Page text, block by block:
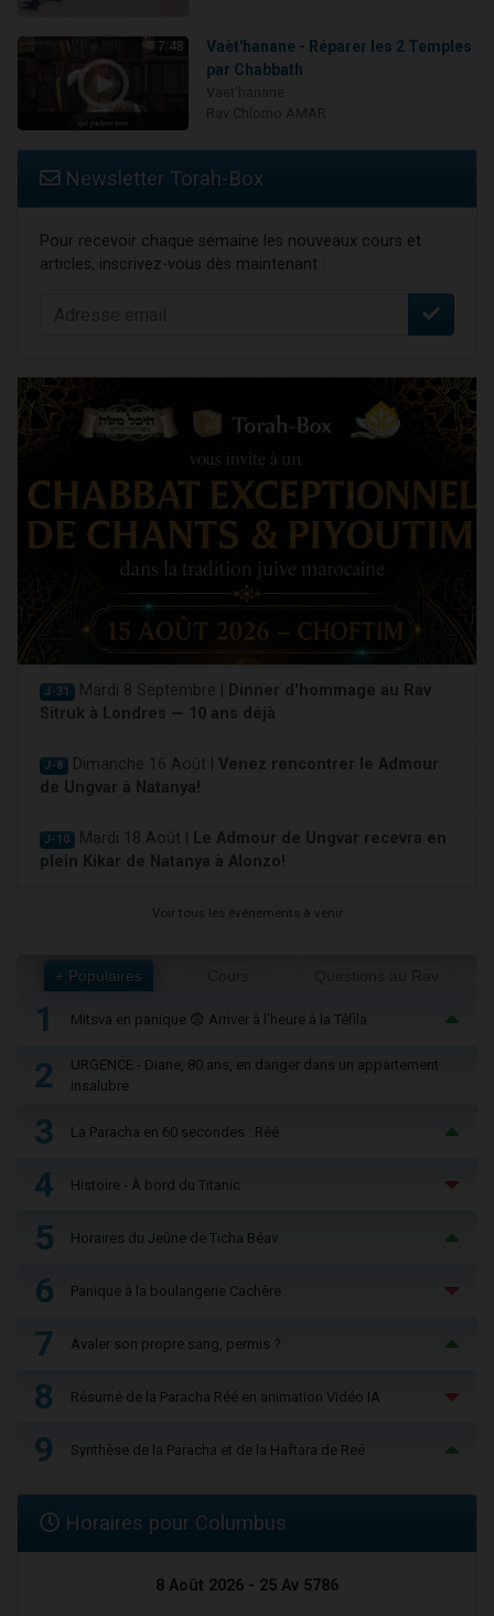
7:48
Vaèt'hanane - Réparer les 2 Temples
par Chabbath
Newsletter Torah-Box
Pour recevoir chaque semaine les nouveaux cours et
articles, inscrivez-vous dès maintenant :
J-31 Mardi 8 Septembre |
Dinner d'hommage au Rav
Sitruk à Londres — 10 ans déjà
J-8 Dimanche 16 Août | Venez rencontrer le Admour
de Ungvar à Natanya!
J-10 Mardi 18 Août |
Le Admour de Ungvar recevra en
plein Kikar de Natanya à Alonzo!
Voir tous les événements à venir
+ Populaires
1 Mitsva en panique 😨 Arriver à l'heure à la Téfila
2
URGENCE - Diane, 80 ans, en danger dans un appartement
insalubre
3 La Paracha en 60 secondes : Réé
4 Histoire - À bord du Titanic
5 Horaires du Jeûne de Ticha Béav
6 Panique à la boulangerie Cachère
7 Avaler son propre sang, permis ?
8 Résumé de la Paracha Réé en animation Vidéo IA
9 Synthèse de la Paracha et de la Haftara de Reé
Horaires pour Columbus
8 Août 2026 - 25 Av 5786